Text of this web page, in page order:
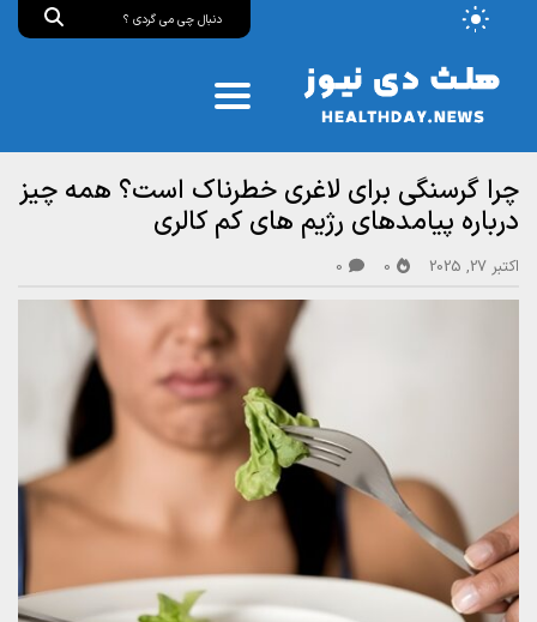
چرا گرسنگی برای لاغری خطرناک است؟ همه چیز
درباره پیامدهای رژیم‌ های کم‌ کالری
اکتبر 27, 2025 0
0